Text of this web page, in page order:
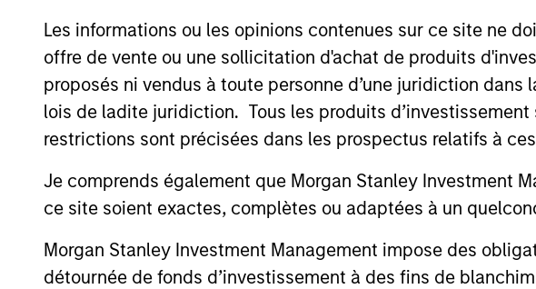
Les informations ou les opinions contenues sur ce site ne
offre de vente ou une sollicitation d'achat de produits
proposés ni vendus à toute personne d’une juridiction
lois de ladite juridiction. Tous les produits
restrictions sont précisées dans les prospectus relatifs à
Je comprends également que Morgan Stanley Investment
ce site soient exactes, complètes ou adaptées à un
Morgan Stanley Investment Management impose des
détournée de fonds d’investissement à des fins de
Overview of the current landscape across
equity markets.
14-JUL-2026
Quality stocks
years, but
businesses
remain well
shareholder